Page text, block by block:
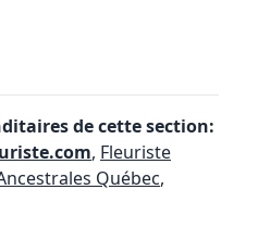
de cette section:
, Fleuriste
Québec,